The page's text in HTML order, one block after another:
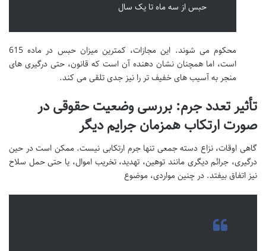
حبس از سه ماه تا یک سال
محکوم می شوند. این مجازات، کمترین میزان حبس در ماده 615
است، اما همچنان نشان دهنده آن است که قانون، حتی درگیری های
منجر به آسیب های خفیف تر را نیز جدی تلقی می کند.
تأثیر تعدد جرم: بررسی وضعیت حقوقی در
صورت ارتکاب همزمان جرایم دیگر
گاهی اوقات، نزاع دسته جمعی تنها جرم ارتکابی نیست. ممکن است در حین
درگیری، جرائم دیگری مانند توهین، تهدید، تخریب اموال، یا حتی حمل سلاح
نیز اتفاق بیفتد. در چنین مواردی، موضوع